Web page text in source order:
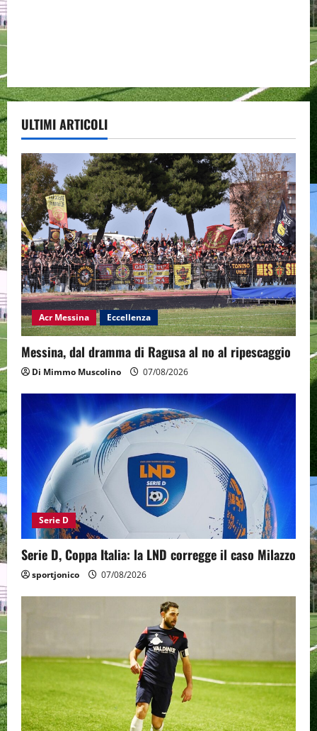
ULTIMI ARTICOLI
Acr Messina Eccellenza
Messina, dal dramma di Ragusa al no al ripescaggio
Di Mimmo Muscolino 07/08/2026
Serie D
Serie D, Coppa Italia: la LND corregge il caso Milazzo
sportjonico 07/08/2026